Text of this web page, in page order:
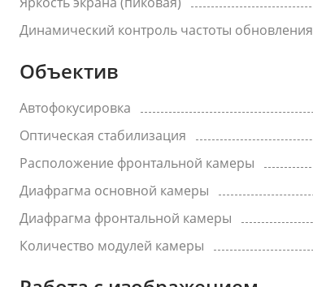
Динамический контроль частоты обновления
Объектив
Автофокусировка
Оптическая стабилизация
Расположение фронтальной камеры
Диафрагма основной камеры
Диафрагма фронтальной камеры
Количество модулей камеры